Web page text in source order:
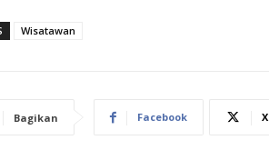
Wisatawan
Bagikan Facebook X